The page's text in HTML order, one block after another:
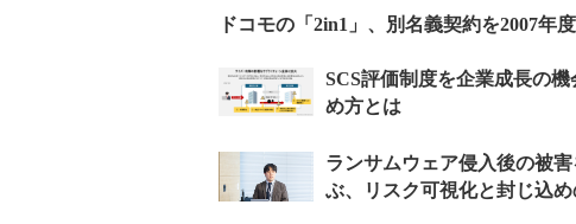
ドコモの「2in1」、別名義契約を2007年